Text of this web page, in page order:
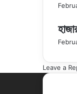
Leave a